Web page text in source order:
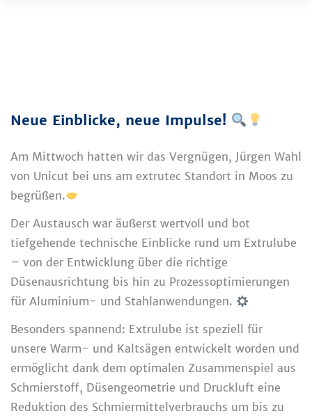
Neue Einblicke, neue Impulse!
Am Mittwoch hatten wir das Vergnügen, Jürgen Wahl
von Unicut bei uns am extrutec Standort in Moos zu
begrüßen.
Der Austausch war äußerst wertvoll und bot
tiefgehende technische Einblicke rund um Extrulube
– von der Entwicklung über die richtige
Düsenausrichtung bis hin zu Prozessoptimierungen
für Aluminium- und Stahlanwendungen.
Besonders spannend: Extrulube ist speziell für
unsere Warm- und Kaltsägen entwickelt worden und
ermöglicht dank dem optimalen Zusammenspiel aus
Schmierstoff, Düsengeometrie und Druckluft eine
Reduktion des Schmiermittelverbrauchs um bis zu